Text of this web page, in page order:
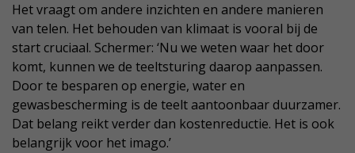
Het vraagt om andere inzichten en andere manieren
van telen. Het behouden van klimaat is vooral bij de
start cruciaal. Schermer: ‘Nu we weten waar het door
komt, kunnen we de teeltsturing daarop aanpassen.
Door te besparen op energie, water en
gewasbescherming is de teelt aantoonbaar duurzamer.
Dat belang reikt verder dan kostenreductie. Het is ook
belangrijk voor het imago.’